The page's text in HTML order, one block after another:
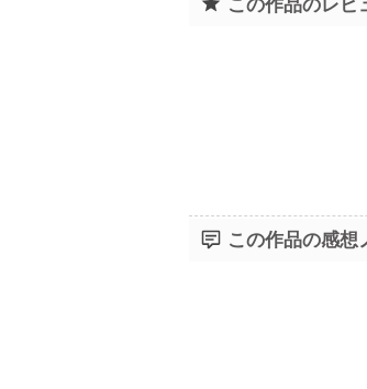
この作品のレビ
この作品の感想